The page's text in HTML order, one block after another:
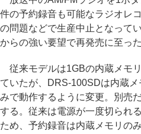
件の予約録音も可能なラジオレ
の問題などで生産中止となって
からの強い要望で再発売に至った
従来モデルは1GBの内蔵メモ
ていたが、DRS-100SDは内蔵
みで動作するように変更。別売
する。従来は電源が一度切られ
ため、予約録音は内蔵メモリの